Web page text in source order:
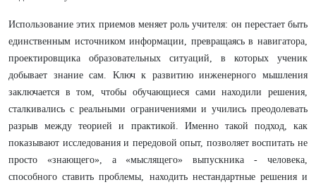
Использование этих приемов меняет роль учителя: он перестает быть
единственным источником информации, превращаясь в навигатора,
проектировщика образовательных ситуаций, в которых ученик
добывает знание сам. Ключ к развитию инженерного мышления
заключается в том, чтобы обучающиеся сами находили решения,
сталкивались с реальными ограничениями и учились преодолевать
разрыв между теорией и практикой. Именно такой подход, как
показывают исследования и передовой опыт, позволяет воспитать не
просто «знающего», а «мыслящего» выпускника - человека,
способного ставить проблемы, находить нестандартные решения и